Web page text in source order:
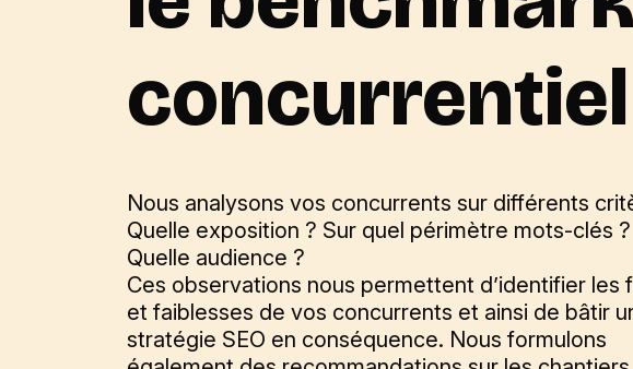
concurrentiel
Nous analysons vos concurrents sur différents
Quelle exposition ? Sur quel périmètre mots-clés ?
Quelle audience ?
Ces observations nous permettent d’identifier les
et faiblesses de vos concurrents et ainsi de bâtir
stratégie SEO en conséquence. Nous formulons